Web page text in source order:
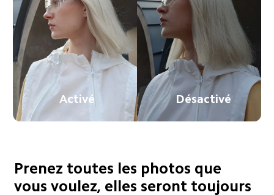
Désactivé
Activé
Prenez toutes les photos que
vous voulez, elles seront toujours